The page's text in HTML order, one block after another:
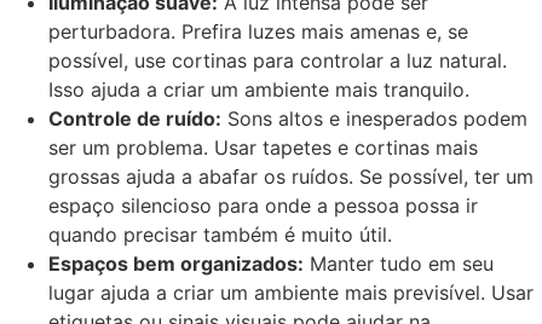
perturbadora. Prefira luzes mais amenas e, se
possível, use cortinas para controlar a luz natural.
Isso ajuda a criar um ambiente mais tranquilo.
Controle de ruído: Sons altos e inesperados podem
ser um problema. Usar tapetes e cortinas mais
grossas ajuda a abafar os ruídos. Se possível, ter um
espaço silencioso para onde a pessoa possa ir
quando precisar também é muito útil.
Espaços bem organizados: Manter tudo em seu
lugar ajuda a criar um ambiente mais previsível. Usar